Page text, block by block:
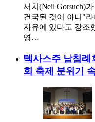
서치(Neil Gorsuch)
건국된 것이 아니"
자유에 있다고 강조
영…
텍사스주 남침
회 축제 분위기